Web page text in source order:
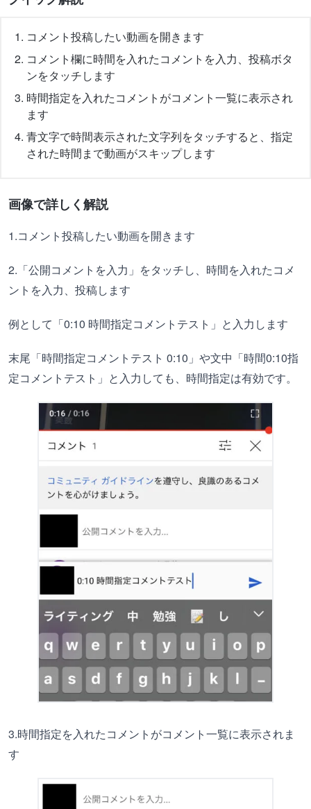
コメント投稿したい動画を開きます
コメント欄に時間を入れたコメントを入力、投稿ボタ
ンをタッチします
時間指定を入れたコメントがコメント一覧に表示され
ます
青文字で時間表示された文字列をタッチすると、指定
された時間まで動画がスキップします
画像で詳しく解説
1.コメント投稿したい動画を開きます
2.「公開コメントを入力」をタッチし、時間を入れたコメ
ントを入力、投稿します
例として「0:10 時間指定コメントテスト」と入力します
末尾「時間指定コメントテスト 0:10」や文中「時間0:10指
定コメントテスト」と入力しても、時間指定は有効です。
3.時間指定を入れたコメントがコメント一覧に表示されま
す